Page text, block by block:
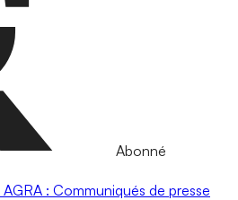
Abonné
AGRA : Communiqués de presse